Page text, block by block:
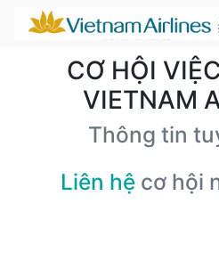
CƠ HỘI
VIETNAM
Thông tin
Liên hệ cơ hội